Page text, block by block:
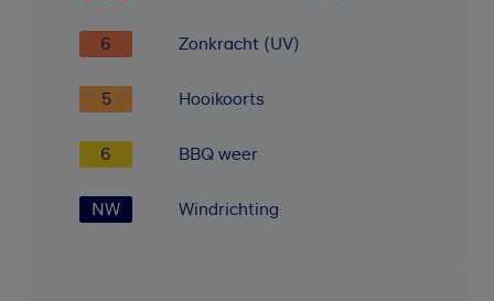
6 Zonkracht (UV)
5 Hooikoorts
6 BBQ weer
NW Windrichting